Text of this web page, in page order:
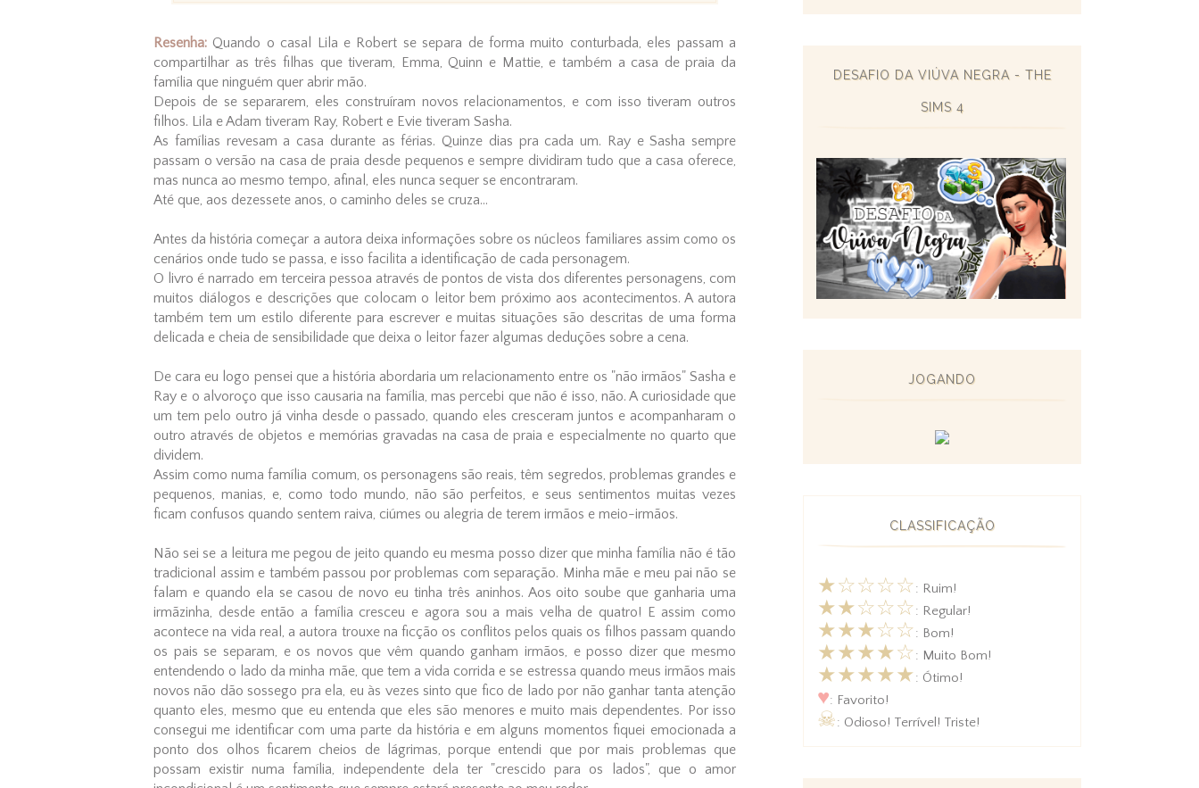
Resenha: Quando o casal Lila e Robert se separa de forma muito conturbada, eles passam a
compartilhar as três filhas que tiveram, Emma, Quinn e Mattie, e também a casa de praia da
família que ninguém quer abrir mão.
Depois de se separarem, eles construíram novos relacionamentos, e com isso tiveram outros
filhos. Lila e Adam tiveram Ray, Robert e Evie tiveram Sasha.
As famílias revesam a casa durante as férias. Quinze dias pra cada um. Ray e Sasha sempre
passam o versão na casa de praia desde pequenos e sempre dividiram tudo que a casa oferece,
mas nunca ao mesmo tempo, afinal, eles nunca sequer se encontraram.
Até que, aos dezessete anos, o caminho deles se cruza...
Antes da história começar a autora deixa informações sobre os núcleos familiares assim como os
cenários onde tudo se passa, e isso facilita a identificação de cada personagem.
O livro é narrado em terceira pessoa através de pontos de vista dos diferentes personagens, com
muitos diálogos e descrições que colocam o leitor bem próximo aos acontecimentos. A autora
também tem um estilo diferente para escrever e muitas situações são descritas de uma forma
delicada e cheia de sensibilidade que deixa o leitor fazer algumas deduções sobre a cena.
De cara eu logo pensei que a história abordaria um relacionamento entre os "não irmãos" Sasha e
Ray e o alvoroço que isso causaria na família, mas percebi que não é isso, não. A curiosidade que
um tem pelo outro já vinha desde o passado, quando eles cresceram juntos e acompanharam o
outro através de objetos e memórias gravadas na casa de praia e especialmente no quarto que
dividem.
Assim como numa família comum, os personagens são reais, têm segredos, problemas grandes e
pequenos, manias, e, como todo mundo, não são perfeitos, e seus sentimentos muitas vezes
ficam confusos quando sentem raiva, ciúmes ou alegria de terem irmãos e meio-irmãos.
Não sei se a leitura me pegou de jeito quando eu mesma posso dizer que minha família não é tão
tradicional assim e também passou por problemas com separação. Minha mãe e meu pai não se
falam e quando ela se casou de novo eu tinha três aninhos. Aos oito soube que ganharia uma
irmãzinha, desde então a família cresceu e agora sou a mais velha de quatro! E assim como
acontece na vida real, a autora trouxe na ficção os conflitos pelos quais os filhos passam quando
os pais se separam, e os novos que vêm quando ganham irmãos, e posso dizer que mesmo
entendendo o lado da minha mãe, que tem a vida corrida e se estressa quando meus irmãos mais
novos não dão sossego pra ela, eu às vezes sinto que fico de lado por não ganhar tanta atenção
quanto eles, mesmo que eu entenda que eles são menores e muito mais dependentes. Por isso
consegui me identificar com uma parte da história e em alguns momentos fiquei emocionada a
ponto dos olhos ficarem cheios de lágrimas, porque entendi que por mais problemas que
possam existir numa família, independente dela ter "crescido para os lados", que o amor
DESAFIO DA VIÚVA NEGRA - THE
SIMS 4
JOGANDO
CLASSIFICAÇÃO
★☆☆☆☆: Ruim!
★★☆☆☆: Regular!
★★★☆☆: Bom!
★★★★☆: Muito Bom!
★★★★★: Ótimo!
♥: Favorito!
☠: Odioso! Terrível! Triste!